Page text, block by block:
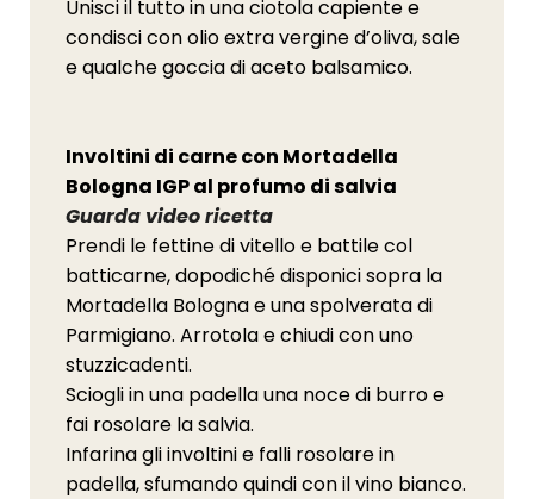
Unisci il tutto in una ciotola capiente e
condisci con olio extra vergine d’oliva, sale
e qualche goccia di aceto balsamico.
Involtini di carne con Mortadella
Bologna IGP al profumo di salvia
Guarda video ricetta
Prendi le fettine di vitello e battile col
batticarne, dopodiché disponici sopra la
Mortadella Bologna e una spolverata di
Parmigiano. Arrotola e chiudi con uno
stuzzicadenti.
Sciogli in una padella una noce di burro e
fai rosolare la salvia.
Infarina gli involtini e falli rosolare in
padella, sfumando quindi con il vino bianco.